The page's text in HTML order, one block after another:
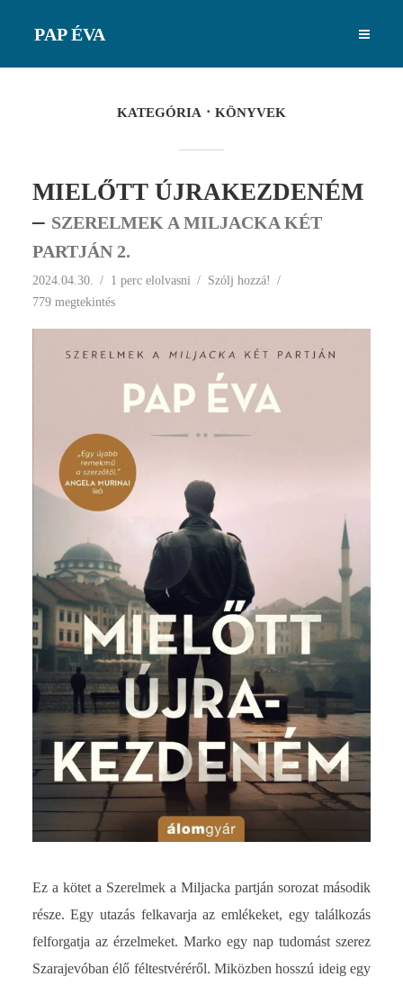
PAP ÉVA
KATEGÓRIA KÖNYVEK
MIELŐTT ÚJRAKEZDENÉM
– SZERELMEK A MILJACKA KÉT
PARTJÁN 2.
2024.04.30. 1 perc elolvasni
Szólj hozzá!
779 megtekintés
Ez a kötet a Szerelmek a Miljacka partján sorozat második
része. Egy utazás felkavarja az emlékeket, egy találkozás
felforgatja az érzelmeket. Marko egy nap tudomást szerez
Szarajevóban élő féltestvéréről. Miközben hosszú ideig egy